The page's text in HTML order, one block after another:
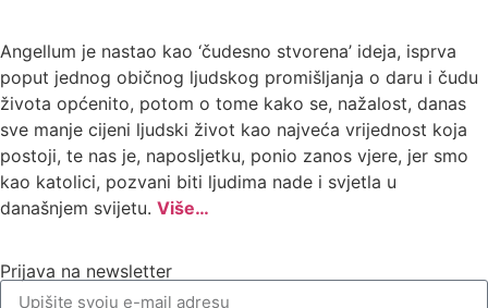
Angellum je nastao kao ‘čudesno stvorena’ ideja, isprva
poput jednog običnog ljudskog promišljanja o daru i čudu
života općenito, potom o tome kako se, nažalost, danas
sve manje cijeni ljudski život kao najveća vrijednost koja
postoji, te nas je, naposljetku, ponio zanos vjere, jer smo
kao katolici, pozvani biti ljudima nade i svjetla u
današnjem svijetu. Više…
Prijava na newsletter